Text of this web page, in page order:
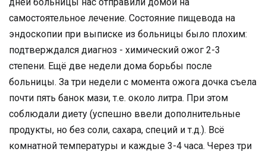
самостоятельное лечение. Состояние пищевода на
эндоскопии при выписке из больницы было плохим:
подтверждался диагноз - химический ожог 2-3
степени. Ещё две недели дома борьбы после
больницы. За три недели с момента ожога дочка съела
почти пять банок мази, т.е. около литра. При этом
соблюдали диету (успешно ввели дополнительные
продукты, но без соли, сахара, специй и т.д.). Всё
комнатной температуры и каждые 3-4 часа. Через три